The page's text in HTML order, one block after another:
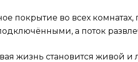
покрытие во всех
а поток
жизнь становится живой